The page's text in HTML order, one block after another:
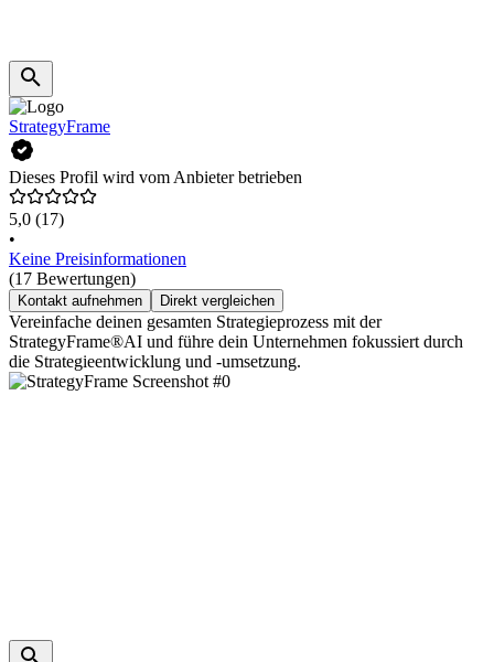
StrategyFrame
Dieses Profil wird vom Anbieter betrieben
5,0 (17)
•
Keine Preisinformationen
(17 Bewertungen)
Kontakt aufnehmen Direkt vergleichen
Vereinfache deinen gesamten Strategieprozess mit der
StrategyFrame®AI und führe dein Unternehmen fokussiert durch
die Strategieentwicklung und -umsetzung.